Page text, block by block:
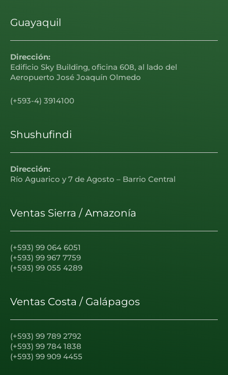
Guayaquil
Dirección:
Edificio Sky Building, oficina 608, al lado del
Aeropuerto José Joaquín Olmedo
(+593-4) 3914100
Shushufindi
Dirección:
Río Aguarico y 7 de Agosto – Barrio Central
Ventas Sierra / Amazonía
(+593) 99 064 6051
(+593) 99 967 7759
(+593) 99 055 4289
Ventas Costa / Galápagos
(+593) 99 789 2792
(+593) 99 784 1838
(+593) 99 909 4455